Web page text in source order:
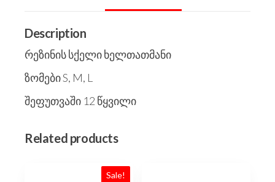
Description
რეზინის სქელი ხელთათმანი
ზომები S, M, L
შეფუთვაში 12 წყვილი
Related products
Sale!